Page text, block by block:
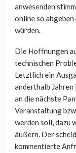
anwesenden
online so
würden.
Die Hoffnungen
technischen
Letztlich ein
anderthalb Jahren
an die nächste
Veranstaltung
werden soll, dazu
äußern. Der
kommentierte